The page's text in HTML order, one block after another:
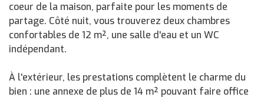
coeur de la maison, parfaite pour les moments de
partage. Côté nuit, vous trouverez deux chambres
confortables de 12 m², une salle d'eau et un WC
indépendant.
À l'extérieur, les prestations complètent le charme du
bien : une annexe de plus de 14 m² pouvant faire office